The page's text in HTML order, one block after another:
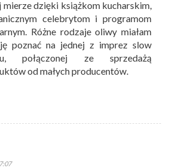
mierze dzięki książkom kucharskim,
celebrytom i programom
Różne rodzaje oliwy miałam
poznać na jednej z imprez slow
połączonej ze sprzedażą
od małych producentów.